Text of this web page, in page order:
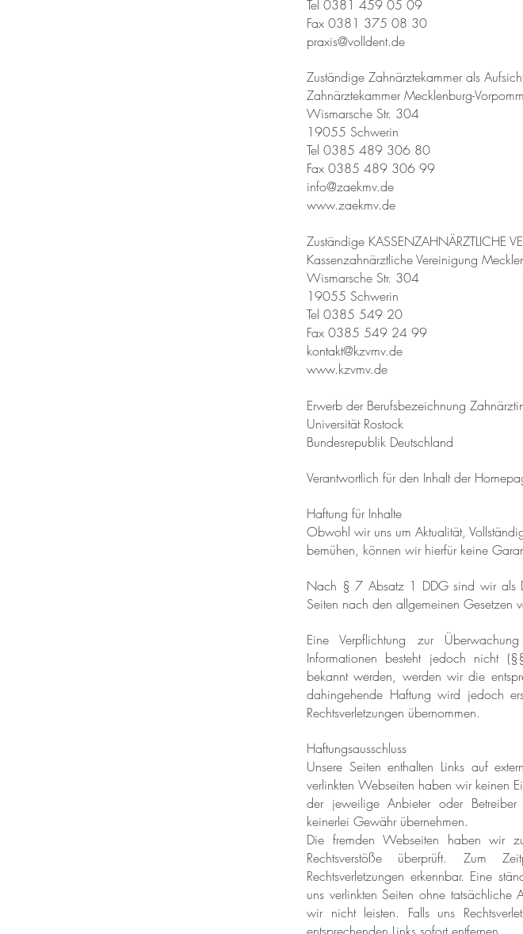
Tel 0381 459 05 09
Fax 0381 375 08 30
praxis@volldent.de
Zuständige Zahnärztekammer als
Zahnärztekammer Mecklenburg-
Wismarsche Str. 304
19055 Schwerin
Tel 0385 489 306 80
Fax 0385 489 306 99
info@zaekmv.de
www.zaekmv.de
Zuständige KASSENZAHNÄRZTLICHE
Kassenzahnärztliche Vereinigung
Wismarsche Str. 304
19055 Schwerin
Tel 0385 549 20
Fax 0385 549 24 99
kontakt@kzvmv.de
www.kzvmv.de
Erwerb der Berufsbezeichnung
Universität Rostock
Bundesrepublik Deutschland
Verantwortlich für den Inhalt der
Haftung für Inhalte
Obwohl wir uns um Aktualität,
bemühen, können wir hierfür keine
Nach § 7 Absatz 1 DDG sind wir als
Seiten nach den allgemeinen Gesetzen
Eine Verpflichtung zur
Informationen besteht jedoch nicht
bekannt werden, werden wir die
dahingehende Haftung wird jedoch
Rechtsverletzungen übernommen.
Haftungsausschluss
Unsere Seiten enthalten Links auf
verlinkten Webseiten haben wir keinen
der jeweilige Anbieter oder
keinerlei Gewähr übernehmen.
Die fremden Webseiten haben wir
Rechtsverstöße überprüft. Zum
Rechtsverletzungen erkennbar. Eine
uns verlinkten Seiten ohne tatsächliche
wir nicht leisten. Falls uns